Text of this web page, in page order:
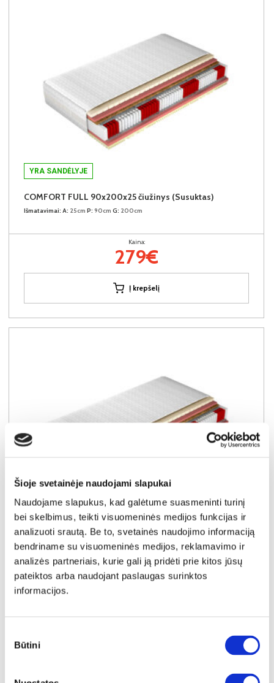
Šioje svetainėje naudojami slapukai
Naudojame slapukus, kad galėtume suasmeninti turinį
bei skelbimus, teikti visuomeninės medijos funkcijas ir
analizuoti srautą. Be to, svetainės naudojimo informaciją
bendriname su visuomeninės medijos, reklamavimo ir
analizės partneriais, kurie gali ją pridėti prie kitos jūsų
pateiktos arba naudojant paslaugas surinktos
informacijos.
pasirinkimas
Būtini
YRA SANDĖLYJE
COMFORT FULL 90x200x25 čiužinys (Susuktas)
Išmatavimai: A: 25cm P: 90cm G: 200cm
Kaina:
279€
Į krepšelį
YRA SANDĖLYJE
COMFORT FULL 120x200x25 čiužinys (Susuktas)